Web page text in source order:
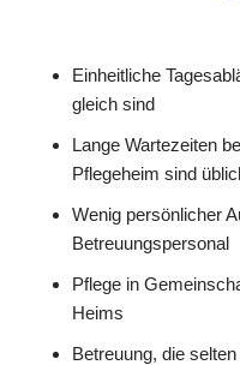
Einheitliche
gleich sind
Lange Wartezeiten
Pflegeheim sind
Wenig persönlicher
Betreuungspersonal
Pflege in
Heims
Betreuung, die